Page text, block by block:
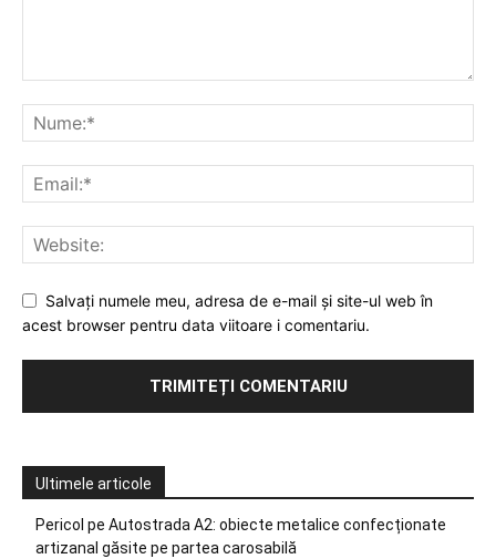
Salvați numele meu, adresa de e-mail și site-ul web în
acest browser pentru data viitoare i comentariu.
Ultimele articole
Pericol pe Autostrada A2: obiecte metalice confecționate
artizanal găsite pe partea carosabilă